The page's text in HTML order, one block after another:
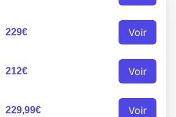
229€ Voir
212€ Voir
229,99€ Voir